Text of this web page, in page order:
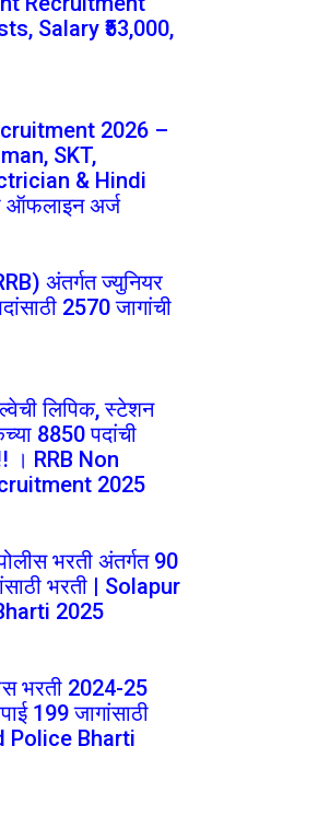
Salary ₹53,000,
2026 –
SKT,
& Hindi
ऑफलाइन अर्ज
अंतर्गत ज्युनियर
2570 जागांची
लिपिक, स्टेशन
8850 पदांची
। RRB Non
2025
भरती अंतर्गत 90
भरती | Solapur
2025
भरती 2024-25
199 जागांसाठी
Police Bharti